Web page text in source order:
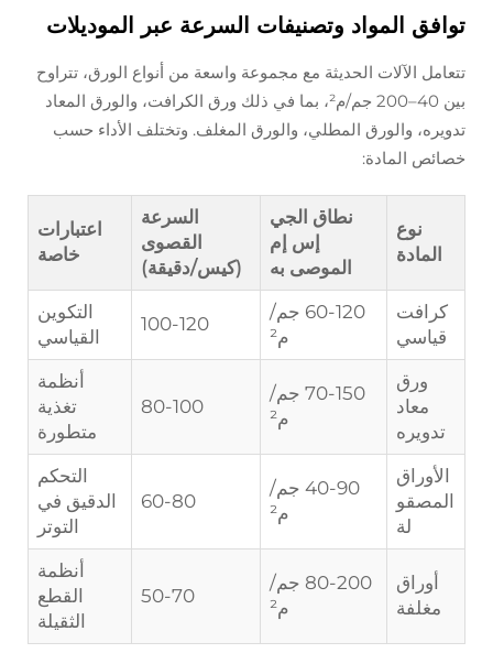
توافق المواد وتصنيفات السرعة عبر الموديلات
تتعامل الآلات الحديثة مع مجموعة واسعة من أنواع الورق، تتراوح
بين 40–200 جم/م²، بما في ذلك ورق الكرافت، والورق المعاد
تدويره، والورق المطلي، والورق المغلف. وتختلف الأداء حسب
خصائص المادة:
نوع
المادة
نطاق الجي
إس إم
الموصى به
السرعة
القصوى
(كيس/دقيقة)
اعتبارات
خاصة
كرافت
قياسي
60-120 جم/
م²
100-120
التكوين
القياسي
ورق
معاد
تدويره
70-150 جم/
م²
80-100
أنظمة
تغذية
متطورة
الأوراق
المصقو
لة
40-90 جم/
م²
60-80
التحكم
الدقيق في
التوتر
أوراق
مغلفة
80-200 جم/
م²
50-70
أنظمة
القطع
الثقيلة